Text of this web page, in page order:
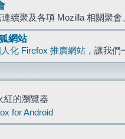
續聚及各項 Mozilla 相關聚會
網站
化 Firefox 推廣網站 ，讓我們
紅的瀏覽器
for Android